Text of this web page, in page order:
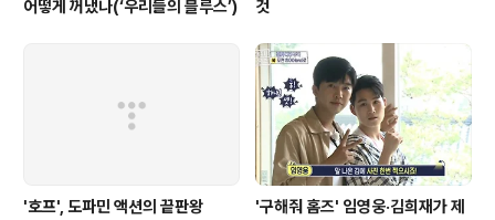
어떻게 꺼냈나(‘우리들의 블루스’)
것
'호프', 도파민 액션의 끝판왕
'구해줘 홈즈' 임영웅·김희재가 제